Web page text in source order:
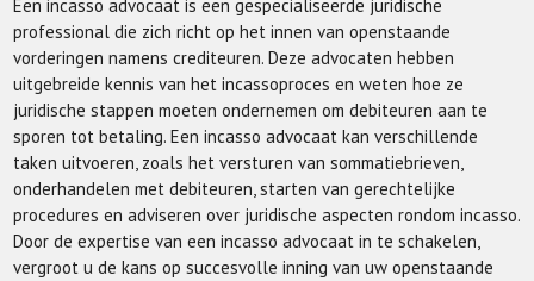
Een incasso advocaat is een gespecialiseerde juridische
professional die zich richt op het innen van openstaande
vorderingen namens crediteuren. Deze advocaten hebben
uitgebreide kennis van het incassoproces en weten hoe ze
juridische stappen moeten ondernemen om debiteuren aan te
sporen tot betaling. Een incasso advocaat kan verschillende
taken uitvoeren, zoals het versturen van sommatiebrieven,
onderhandelen met debiteuren, starten van gerechtelijke
procedures en adviseren over juridische aspecten rondom incasso.
Door de expertise van een incasso advocaat in te schakelen,
vergroot u de kans op succesvolle inning van uw openstaande